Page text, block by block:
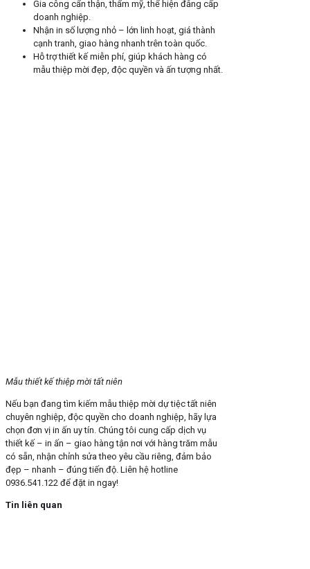
Gia công cẩn thận, thẩm mỹ, thể hiện đẳng cấp
doanh nghiệp.
Nhận in số lượng nhỏ – lớn linh hoạt, giá thành
cạnh tranh, giao hàng nhanh trên toàn quốc.
Hỗ trợ thiết kế miễn phí, giúp khách hàng có
mẫu thiệp mời đẹp, độc quyền và ấn tượng nhất.
Mẫu thiết kế thiệp mời tất niên
Nếu bạn đang tìm kiếm mẫu thiệp mời dự tiệc tất niên
chuyên nghiệp, độc quyền cho doanh nghiệp, hãy lựa
chọn đơn vị in ấn uy tín. Chúng tôi cung cấp dịch vụ
thiết kế – in ấn – giao hàng tận nơi với hàng trăm mẫu
có sẵn, nhận chỉnh sửa theo yêu cầu riêng, đảm bảo
đẹp – nhanh – đúng tiến độ. Liên hệ hotline
0936.541.122 để đặt in ngay!
Tin liên quan